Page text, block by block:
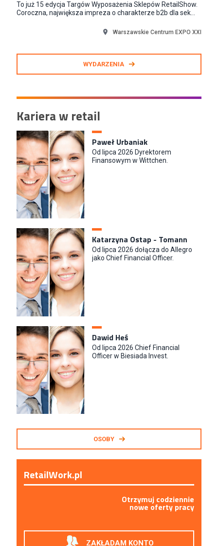
To już 15 edycja Targów Wyposażenia Sklepów RetailShow.
Coroczna, największa impreza o charakterze b2b dla sek...
Warszawskie Centrum EXPO XXI
WYDARZENIA
Kariera w retail
Paweł Urbaniak
Od lipca 2026 Dyrektorem
Finansowym w Wittchen.
Katarzyna Ostap - Tomann
Od lipca 2026 dołącza do Allegro
jako Chief Financial Officer.
Dawid Heś
Od lipca 2026 Chief Financial
Officer w Biesiada Invest.
OSOBY
RetailWork.pl
Otrzymuj codziennie
nowe oferty pracy
ZAKŁADAM KONTO